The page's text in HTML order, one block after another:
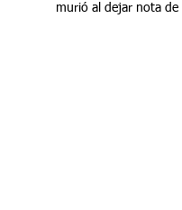
murió al dejar nota de